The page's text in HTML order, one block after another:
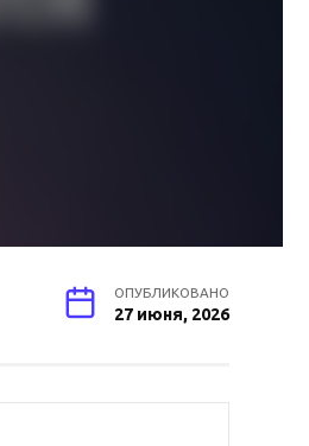
ОПУБЛИКОВАНО
27 июня, 2026